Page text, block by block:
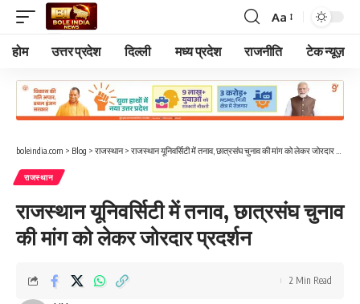
Font
Resizer
Aa
होम उत्तर प्रदेश दिल्ली मध्य प्रदेश राजनीति टेक न्यूज़
boleindia.com > Blog > राजस्थान> राजस्थान यूनिवर्सिटी में तनाव, छात्रसंघ चुनाव की मांग को लेकर जोरदार प्रदर्शन
राजस्थान
राजस्थान यूनिवर्सिटी में तनाव, छात्रसंघ चुनाव
की मांग को लेकर जोरदार प्रदर्शन
2 Min Read